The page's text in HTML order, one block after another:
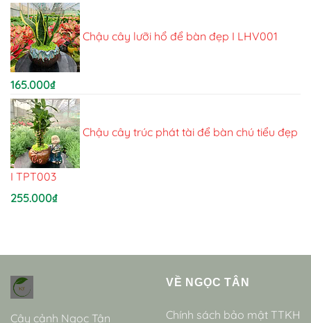
Chậu cây lưỡi hổ để bàn đẹp I LHV001
165.000₫
Chậu cây trúc phát tài để bàn chú tiểu đẹp
I TPT003
255.000₫
Cây cảnh Ngọc Tân
VỀ NGỌC TÂN
Chính sách bảo mật TTKH